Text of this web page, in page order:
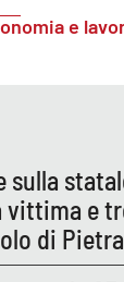
e
vittima e
di